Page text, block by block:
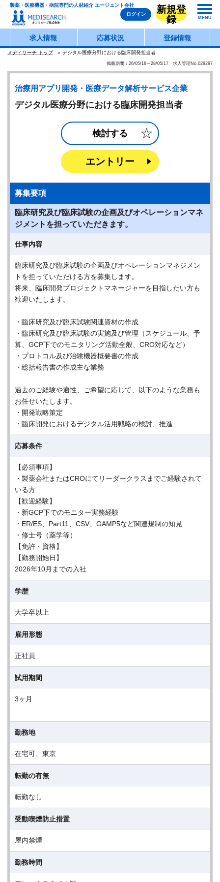
製薬・医療機器・病院専門の人材紹介 エージェント会社
ログイン
新規登
録
MENU
求人情報 応募状況 登録情報
メディサーチ トップ デジタル医療分野における臨床開発担当者
掲載期間：26/05/18～28/05/17 求人管理No.029297
治療用アプリ開発・医療データ解析サービス企業
デジタル医療分野における臨床開発担当者
検討する
エントリー
募集要項
臨床研究及び臨床試験の企画及びオペレーションマネ
ジメントを担っていただきます。
仕事内容
臨床研究及び臨床試験の企画及びオペレーションマネジメン
トを担っていただける方を募集します。
将来、臨床開発プロジェクトマネージャーを目指したい方も
歓迎いたします。
・臨床研究及び臨床試験関連資材の作成
・臨床研究及び臨床試験の実施及び管理（スケジュール、予
算、GCP下でのモニタリング活動全般、CRO対応など）
・プロトコル及び治験機器概要書の作成
・総括報告書の作成主な業務
過去のご経験や適性、ご希望に応じて、以下のような業務も
お任せいたします。
・開発戦略策定
・臨床開発におけるデジタル活用戦略の検討、推進
応募条件
【必須事項】
・製薬会社またはCROにてリーダークラスまでご経験されて
いる方
【歓迎経験】
・新GCP下でのモニター実務経験
・ER/ES、Part11、CSV、GAMP5など関連規制の知見
・修士号（薬学等）
【免許・資格】
【勤務開始日】
2026年10月までの入社
学歴
大学卒以上
雇用形態
正社員
試用期間
3ヶ月
勤務地
在宅可、東京
転勤の有無
転勤なし
受動喫煙防止措置
屋内禁煙
勤務時間